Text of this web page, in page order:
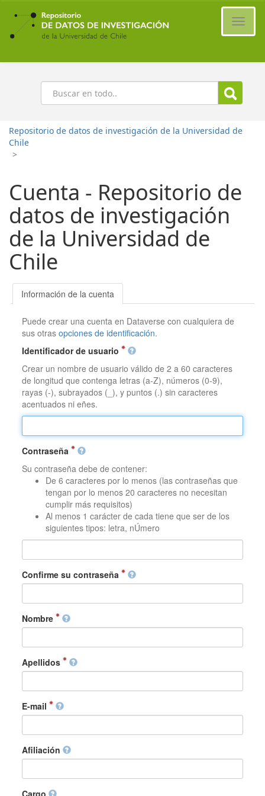
Ir
contenido
principal
Buscar
Repositorio de datos de investigación de la Universidad de
Chile
>
Cuenta - Repositorio de
datos de investigación
de la Universidad de
Chile
Información de la cuenta
Puede crear una cuenta en Dataverse con cualquiera de
sus otrasopciones de identificación.
Identificador de usuario
Crear un nombre de usuario válido de 2 a 60 caracteres
de longitud que contenga letras (a-Z), números (0-9),
rayas (-), subrayados (_), y puntos (.) sin caracteres
acentuados ni eñes.
Contraseña
Su contraseña debe de contener:
De 6 caracteres por lo menos (las contraseñas que
tengan por lo menos 20 caracteres no necesitan
cumplir más requisitos)
Al menos 1 carácter de cada tiene que ser de los
siguientes tipos: letra, nÚmero
Confirme su contraseña
Nombre
Apellidos
E-mail
Afiliación
Cargo